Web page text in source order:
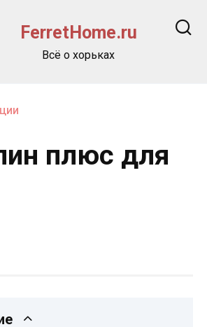
FerretHome.ru
Всё о хорьках
плюс для